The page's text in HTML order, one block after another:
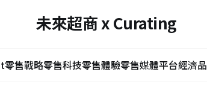
未來超商 x Curating
零售戰略零售科技零售體驗零售媒體平台經濟